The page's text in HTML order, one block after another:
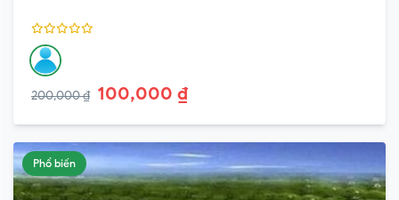
200,000 ₫ 100,000 ₫
Phổ biến